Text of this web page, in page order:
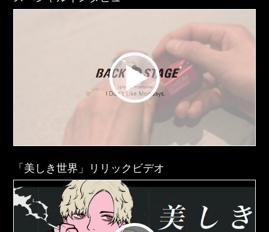
「美しき世界」リリックビデオ